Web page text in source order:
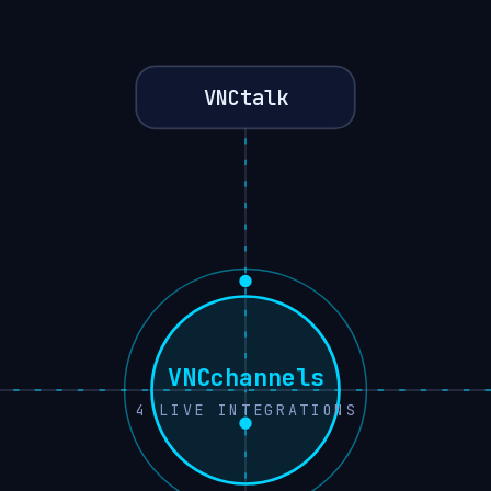
VNCtalk
VNCchannels
4 LIVE INTEGRATIONS